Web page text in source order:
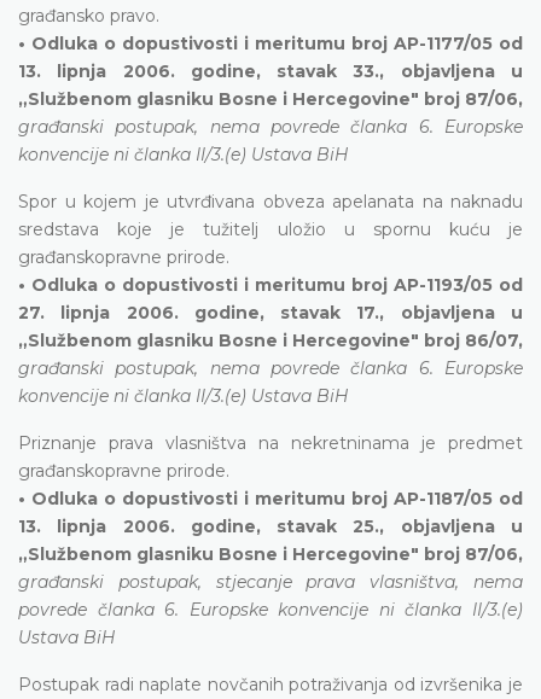
građansko pravo.
• Odluka o dopustivosti i meritumu broj AP-1177/05 od
13. lipnja 2006. godine, stavak 33., objavljena u
„Službenom glasniku Bosne i Hercegovine" broj 87/06,
građanski postupak, nema povrede članka 6. Europske
konvencije ni članka II/3.(e) Ustava BiH
Spor u kojem je utvrđivana obveza apelanata na naknadu
sredstava koje je tužitelj uložio u spornu kuću je
građanskopravne prirode.
• Odluka o dopustivosti i meritumu broj AP-1193/05 od
27. lipnja 2006. godine, stavak 17., objavljena u
„Službenom glasniku Bosne i Hercegovine" broj 86/07,
građanski postupak, nema povrede članka 6. Europske
konvencije ni članka II/3.(e) Ustava BiH
Priznanje prava vlasništva na nekretninama je predmet
građanskopravne prirode.
• Odluka o dopustivosti i meritumu broj AP-1187/05 od
13. lipnja 2006. godine, stavak 25., objavljena u
„Službenom glasniku Bosne i Hercegovine" broj 87/06,
građanski postupak, stjecanje prava vlasništva, nema
povrede članka 6. Europske konvencije ni članka II/3.(e)
Ustava BiH
Postupak radi naplate novčanih potraživanja od izvršenika je